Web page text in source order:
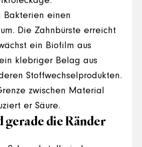
Bakterien einen
Die Zahnbürste erreicht
ein Biofilm aus
klebriger Belag aus
Stoffwechselprodukten.
zwischen Material
er Säure.
gerade die Ränder